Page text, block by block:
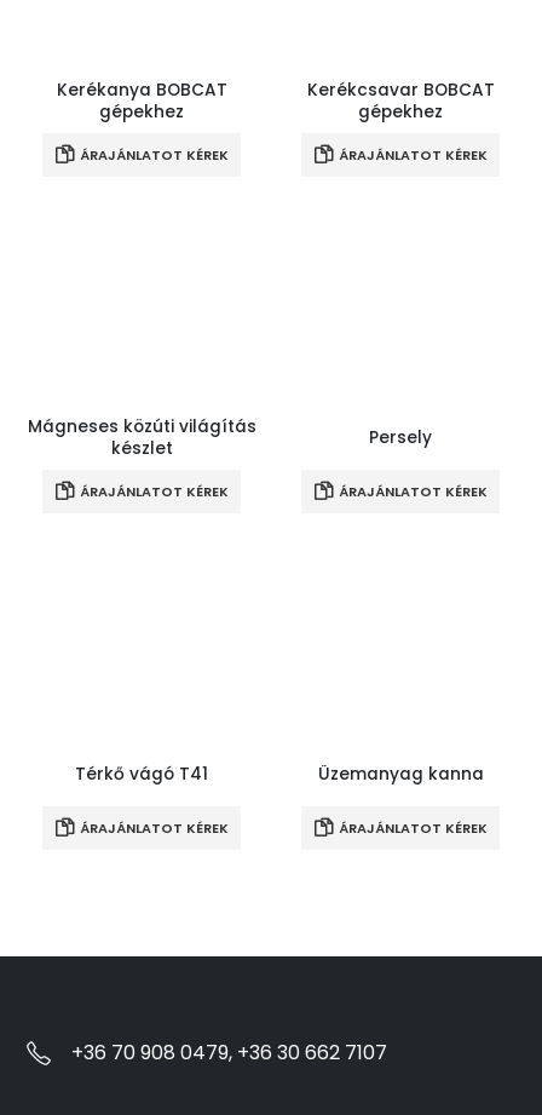
Kerékanya BOBCAT
gépekhez
ÁRAJÁNLATOT KÉREK
Kerékcsavar BOBCAT
gépekhez
ÁRAJÁNLATOT KÉREK
Mágneses közúti világítás
készlet
ÁRAJÁNLATOT KÉREK
Persely
ÁRAJÁNLATOT KÉREK
Térkő vágó T41
ÁRAJÁNLATOT KÉREK
Üzemanyag kanna
ÁRAJÁNLATOT KÉREK
+36 70 908 0479, +36 30 662 7107